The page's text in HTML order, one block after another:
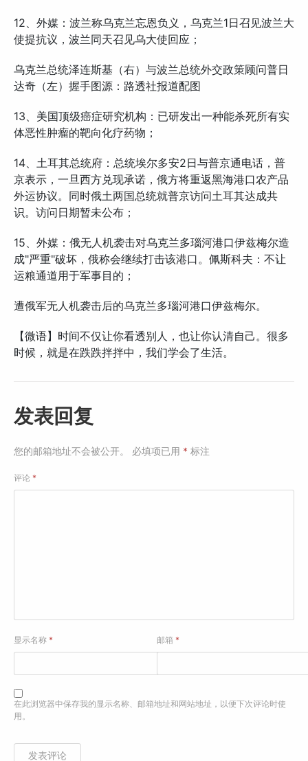
12、外媒：波兰称乌克兰忘恩负义，乌克兰1日召见波兰大
使提抗议，波兰同天召见乌大使回应；
乌克兰总统泽连斯基（右）与波兰总统外交政策顾问普日
达奇（左）握手图源：路透社报道配图
13、美国顶级癌症研究机构：已研发出一种能杀死所有实
体恶性肿瘤的靶向化疗药物；
14、土耳其总统府：总统埃尔多安2日与普京通电话，普
京表示，一旦西方兑现承诺，俄方将重返黑海港口农产品
外运协议。同时俄土两国总统就普京访问土耳其达成共
识。访问日期暂未公布；
15、外媒：俄无人机袭击对乌克兰多瑙河港口伊兹梅尔造
成"严重"破坏，俄称会继续打击该港口。佩斯科夫：不让
运粮通道用于军事目的；
遭俄军无人机袭击后的乌克兰多瑙河港口伊兹梅尔。
【微语】时间不仅让你看透别人，也让你认清自己。很多
时候，就是在跌跌拌拌中，我们学会了生活。
发表回复
您的邮箱地址不会被公开。 必填项已用 * 标注
评论 *
显示名称 * 邮箱*
在此浏览器中保存我的显示名称、邮箱地址和网站地址，以便下次评论时使
用。